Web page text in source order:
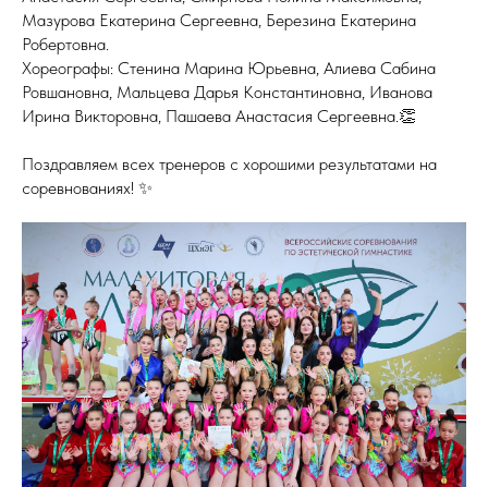
Мазурова Екатерина Сергеевна, Березина Екатерина
Робертовна.
Хореографы: Стенина Марина Юрьевна, Алиева Сабина
Ровшановна, Мальцева Дарья Константиновна, Иванова
Ирина Викторовна, Пашаева Анастасия Сергеевна.👏
Поздравляем всех тренеров с хорошими результатами на
соревнованиях! ✨